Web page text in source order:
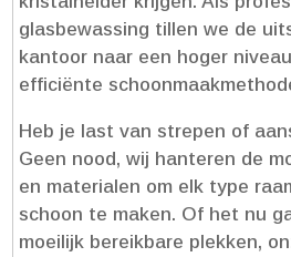
glasbewassing tillen we de
kantoor naar een hoger
efficiënte
Heb je last van strepen of
Geen nood, wij hanteren de
en materialen om elk type
schoon te maken.​ Of het nu
moeilijk bereikbare plekken,